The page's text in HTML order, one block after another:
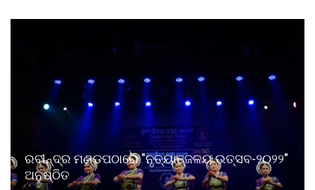
ରବୀନ୍ଦ୍ର ମଣ୍ଡପଠାରେ "ନୃତ୍ୟାଞ୍ଜଳୟ ଉତ୍ସବ-୨୦୨୨"
ଅନୁଷ୍ଠିତ